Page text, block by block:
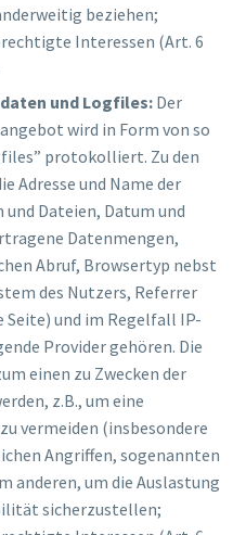
beziehen;
Interessen (Art. 6
und Logfiles: Der
wird in Form von so
protokolliert. Zu den
Adresse und Name der
Dateien, Datum und
Datenmengen,
Abruf, Browsertyp nebst
des Nutzers, Referrer
Seite) und im Regelfall IP-
Provider gehören. Die
einen zu Zwecken der
z.B., um eine
vermeiden (insbesondere
Angriffen, sogenannten
anderen, um die Auslastung
sicherzustellen;